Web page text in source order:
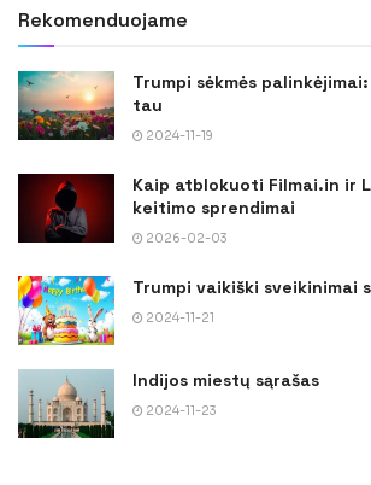
Rekomenduojame
Trumpi sėkmės
tau
2024-11-19
Kaip atblokuoti Filmai.in ir
keitimo sprendimai
2026-02-03
Trumpi vaikiški sveikinimai
2024-11-21
Indijos miestų sąrašas
2024-11-23